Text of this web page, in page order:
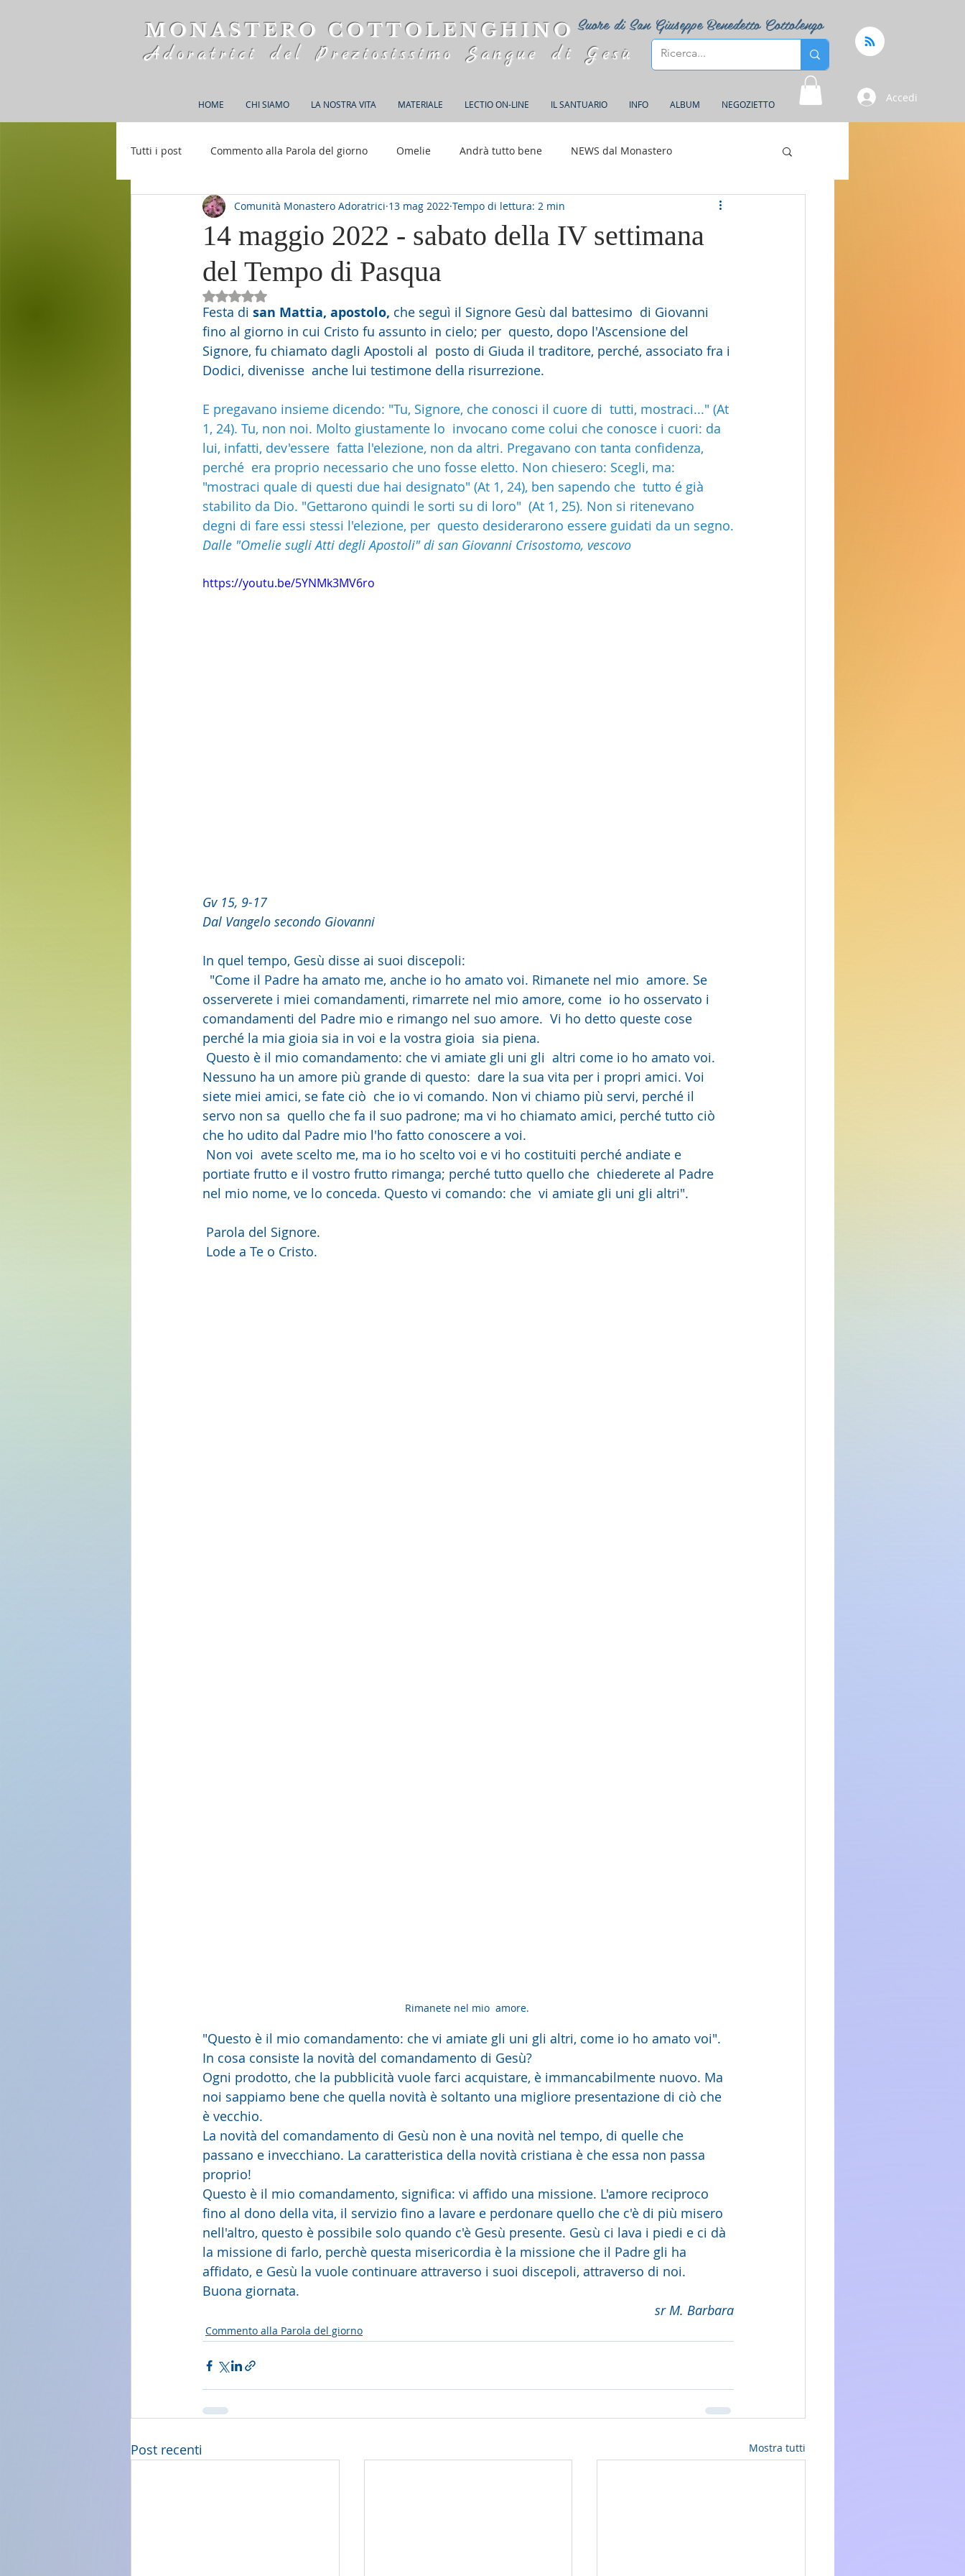
Suore di San Giuseppe Benedetto Cottolengo
MONASTERO COTTOLENGHINO
Adoratrici del Preziosissimo Sangue di Gesù
HOME CHI SIAMO LA NOSTRA VITA MATERIALE LECTIO ON-LINE IL SANTUARIO INFO ALBUM NEGOZIETTO
Accedi
Tutti i post Commento alla Parola del giorno Omelie Andrà tutto bene NEWS dal Monastero
Rifugio S. M. della Bellezza 150 anni di Adorazione
14 maggio 2022 - sabato della IV settimana
del Tempo di Pasqua
Comunità Monastero Adoratrici 13 mag 2022 Tempo di lettura: 2 min
Valutazione NaN stelle su 5.
Festa di san Mattia, apostolo, che seguì il Signore Gesù dal battesimo  di Giovanni
fino al giorno in cui Cristo fu assunto in cielo; per  questo, dopo l'Ascensione del
Signore, fu chiamato dagli Apostoli al  posto di Giuda il traditore, perché, associato fra i
Dodici, divenisse  anche lui testimone della risurrezione.
E pregavano insieme dicendo: "Tu, Signore, che conosci il cuore di  tutti, mostraci..." (At
1, 24). Tu, non noi. Molto giustamente lo  invocano come colui che conosce i cuori: da
lui, infatti, dev'essere  fatta l'elezione, non da altri. Pregavano con tanta confidenza,
perché  era proprio necessario che uno fosse eletto. Non chiesero: Scegli, ma:
"mostraci quale di questi due hai designato" (At 1, 24), ben sapendo che  tutto é già
stabilito da Dio. "Gettarono quindi le sorti su di loro"  (At 1, 25). Non si ritenevano
degni di fare essi stessi l'elezione, per  questo desiderarono essere guidati da un segno.
Dalle "Omelie sugli Atti degli Apostoli" di san Giovanni Crisostomo, vescovo
https://youtu.be/5YNMk3MV6ro
Gv 15, 9-17
Dal Vangelo secondo Giovanni
In quel tempo, Gesù disse ai suoi discepoli:
osserverete i miei comandamenti, rimarrete nel mio amore, come  io ho osservato i
comandamenti del Padre mio e rimango nel suo amore.  Vi ho detto queste cose
perché la mia gioia sia in voi e la vostra gioia  sia piena.
Nessuno ha un amore più grande di questo:  dare la sua vita per i propri amici. Voi
siete miei amici, se fate ciò  che io vi comando. Non vi chiamo più servi, perché il
servo non sa  quello che fa il suo padrone; ma vi ho chiamato amici, perché tutto ciò
che ho udito dal Padre mio l'ho fatto conoscere a voi.
portiate frutto e il vostro frutto rimanga; perché tutto quello che  chiederete al Padre
nel mio nome, ve lo conceda. Questo vi comando: che  vi amiate gli uni gli altri".
Parola del Signore.
Lode a Te o Cristo.
Rimanete nel mio  amore.
"Questo è il mio comandamento: che vi amiate gli uni gli altri, come io ho amato voi".
In cosa consiste la novità del comandamento di Gesù?
Ogni prodotto, che la pubblicità vuole farci acquistare, è immancabilmente nuovo. Ma
noi sappiamo bene che quella novità è soltanto una migliore presentazione di ciò che
è vecchio.
La novità del comandamento di Gesù non è una novità nel tempo, di quelle che
passano e invecchiano. La caratteristica della novità cristiana è che essa non passa
proprio!
Questo è il mio comandamento, significa: vi affido una missione. L'amore reciproco
fino al dono della vita, il servizio fino a lavare e perdonare quello che c'è di più misero
nell'altro, questo è possibile solo quando c'è Gesù presente. Gesù ci lava i piedi e ci dà
la missione di farlo, perchè questa misericordia è la missione che il Padre gli ha
affidato, e Gesù la vuole continuare attraverso i suoi discepoli, attraverso di noi.
Buona giornata.
sr M. Barbara
Commento alla Parola del giorno
Post recenti Mostra tutti